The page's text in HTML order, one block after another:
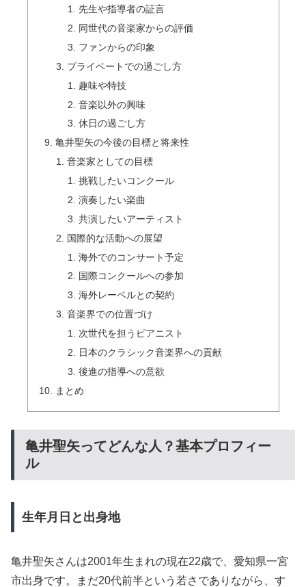
先生や指導者の証言
同世代の音楽家からの評価
ファンからの印象
プライベートでの過ごし方
趣味や特技
音楽以外の興味
休日の過ごし方
亀井聖矢の今後の目標と将来性
音楽家としての目標
挑戦したいコンクール
演奏したい楽曲
共演したいアーティスト
国際的な活動への展望
海外でのコンサート予定
国際コンクールへの参加
海外レーベルとの契約
音楽界での位置づけ
次世代を担うピアニスト
日本のクラシック音楽界への貢献
後進の指導への意欲
まとめ
亀井聖矢ってどんな人？基本プロフィー
ル
生年月日と出身地
亀井聖矢さんは2001年生まれの現在22歳で、愛知県一宮
市出身です。まだ20代前半という若さでありながら、す